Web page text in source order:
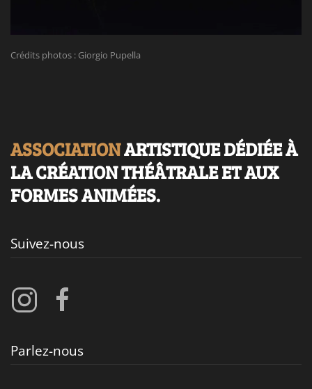
Crédits photos : Giorgio Pupella
ASSOCIATIONARTISTIQUE DÉDIÉE À
LA CRÉATION THÉÂTRALE ET AUX
FORMES ANIMÉES.
Suivez-nous
Parlez-nous